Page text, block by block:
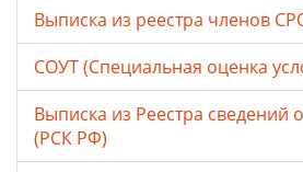
Выписка из реестра членов
СОУТ (Специальная оценка
Выписка из Реестра сведений
(РСК РФ)